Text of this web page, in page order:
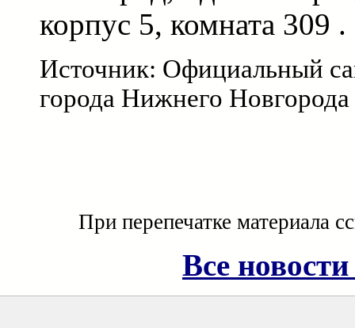
корпус 5, комната 309 .
Источник: Официальный
города Нижнего Новгорода
При перепечатке материала
Все